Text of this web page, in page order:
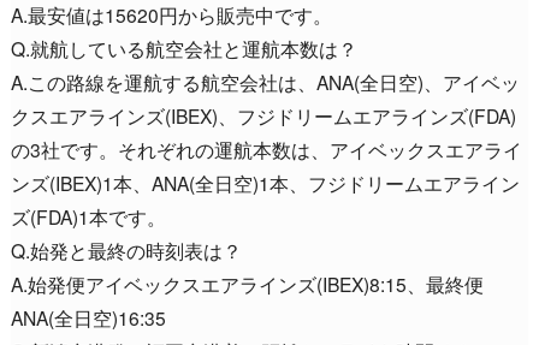
A.最安値は15620円から販売中です。
Q.就航している航空会社と運航本数は？
A.この路線を運航する航空会社は、ANA(全日空)、アイベッ
クスエアラインズ(IBEX)、フジドリームエアラインズ(FDA)
の3社です。それぞれの運航本数は、アイベックスエアライ
ンズ(IBEX)1本、ANA(全日空)1本、フジドリームエアライン
ズ(FDA)1本です。
Q.始発と最終の時刻表は？
A.始発便アイベックスエアラインズ(IBEX)8:15、最終便
ANA(全日空)16:35